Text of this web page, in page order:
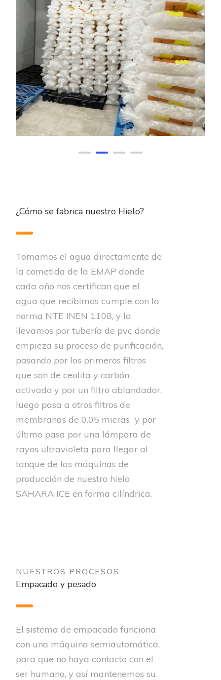
¿Cómo se fabrica nuestro Hielo?
Tomamos el agua directamente de
la cometida de la EMAP donde
cada año nos certifican que el
agua que recibimos cumple con la
norma NTE INEN 1108, y la
llevamos por tubería de pvc donde
empieza su proceso de purificación,
pasando por los primeros filtros
que son de ceolita y carbón
activado y por un filtro ablandador,
luego pasa a otros filtros de
membranas de 0.05 micras y por
último pasa por una lámpara de
rayos ultravioleta para llegar al
tanque de las máquinas de
producción de nuestro hielo
SAHARA ICE en forma cilíndrica.
NUESTROS PROCESOS
Empacado y pesado
El sistema de empacado funciona
con una máquina semiautomática,
para que no haya contacto con el
ser humano, y así mantenemos su